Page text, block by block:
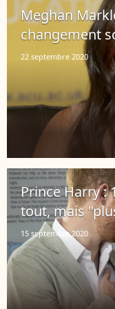
Meghan
changement
22 septembre 2020
Prince Harry :
tout, mais
15 septembre 2020